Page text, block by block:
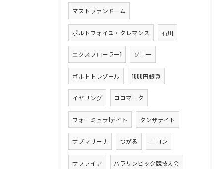
マストヴァンドーム
ポルトフォイユ・クレマンス 石川
エクスプローラー1 ソニー
ポルトトレゾール 1000円銀貨
イヤリング ココマーク
フォーミュラ1デイト タンザナイト
サブマリーナ つがる ニコン
サファイア パラリンピック競技大会